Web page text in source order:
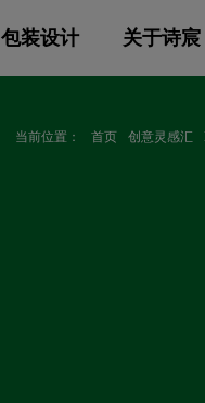
包装设计 关于诗宸
当前位置： 首页 创意灵感汇